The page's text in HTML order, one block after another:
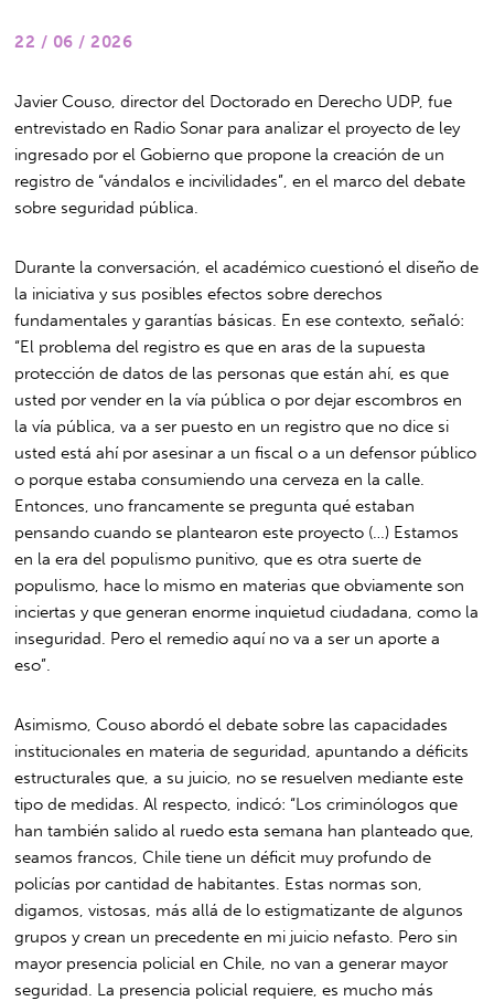
22 / 06 / 2026
Javier Couso, director del Doctorado en Derecho UDP, fue
entrevistado en Radio Sonar para analizar el proyecto de ley
ingresado por el Gobierno que propone la creación de un
registro de “vándalos e incivilidades”, en el marco del debate
sobre seguridad pública.
Durante la conversación, el académico cuestionó el diseño de
la iniciativa y sus posibles efectos sobre derechos
fundamentales y garantías básicas. En ese contexto, señaló:
“El problema del registro es que en aras de la supuesta
protección de datos de las personas que están ahí, es que
usted por vender en la vía pública o por dejar escombros en
la vía pública, va a ser puesto en un registro que no dice si
usted está ahí por asesinar a un fiscal o a un defensor público
o porque estaba consumiendo una cerveza en la calle.
Entonces, uno francamente se pregunta qué estaban
pensando cuando se plantearon este proyecto (…) Estamos
en la era del populismo punitivo, que es otra suerte de
populismo, hace lo mismo en materias que obviamente son
inciertas y que generan enorme inquietud ciudadana, como la
inseguridad. Pero el remedio aquí no va a ser un aporte a
eso”.
Asimismo, Couso abordó el debate sobre las capacidades
institucionales en materia de seguridad, apuntando a déficits
estructurales que, a su juicio, no se resuelven mediante este
tipo de medidas. Al respecto, indicó: “Los criminólogos que
han también salido al ruedo esta semana han planteado que,
seamos francos, Chile tiene un déficit muy profundo de
policías por cantidad de habitantes. Estas normas son,
digamos, vistosas, más allá de lo estigmatizante de algunos
grupos y crean un precedente en mi juicio nefasto. Pero sin
mayor presencia policial en Chile, no van a generar mayor
seguridad. La presencia policial requiere, es mucho más